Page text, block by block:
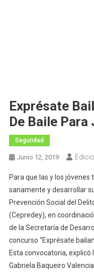
Exprésate
De Baile Para
Seguridad
Junio 12, 2019
Para que las y los
sanamente y desarrollar
Prevención Social del
(Cepredey), en
de la Secretaría de
concurso “Exprésate
Esta convocatoria, explicó
Gabriela Baqueiro